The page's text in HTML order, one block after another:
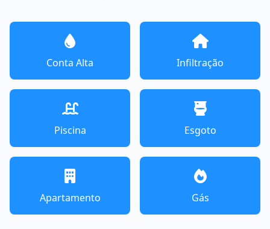
Conta Alta Infiltração
Piscina Esgoto
Apartamento Gás